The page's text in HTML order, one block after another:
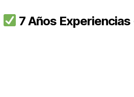
7 Años Experiencias